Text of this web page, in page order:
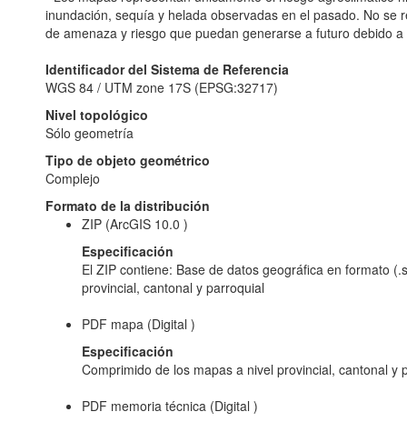
inundación, sequía y helada observadas en el pasado. No se
de amenaza y riesgo que puedan generarse a futuro debido
Identificador del Sistema de Referencia
WGS 84 / UTM zone 17S (EPSG:32717)
Nivel topológico
Sólo geometría
Tipo de objeto geométrico
Complejo
Formato de la distribución
ZIP (ArcGIS 10.0 )
Especificación
El ZIP contiene: Base de datos geográfica en formato
provincial, cantonal y parroquial
PDF mapa (Digital )
Especificación
Comprimido de los mapas a nivel provincial, cantonal y
PDF memoria técnica (Digital )